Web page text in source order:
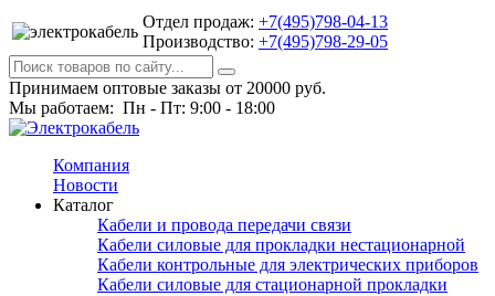
Отдел продаж: +7(495)798-04-13
Производство: +7(495)798-29-05
Принимаем оптовые заказы от 20000 руб.
Мы работаем: Пн - Пт: 9:00 - 18:00
Компания
Новости
Каталог
Кабели и провода передачи связи
Кабели силовые для прокладки нестационарной
Кабели контрольные для электрических приборов
Кабели силовые для стационарной прокладки